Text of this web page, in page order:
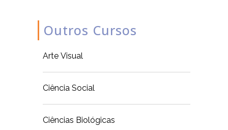
Outros Cursos
Arte Visual
Ciência Social
Ciências Biológicas